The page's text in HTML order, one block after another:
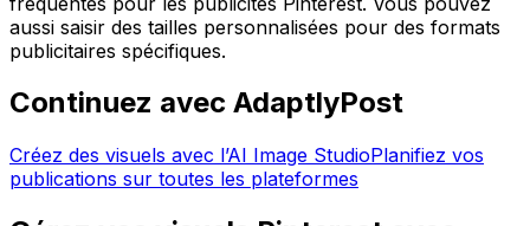
aussi saisir des tailles personnalisées pour des formats
publicitaires spécifiques.
Continuez avec AdaptlyPost
Créez des visuels avec l’AI Image StudioPlanifiez vos
publications sur toutes les plateformes